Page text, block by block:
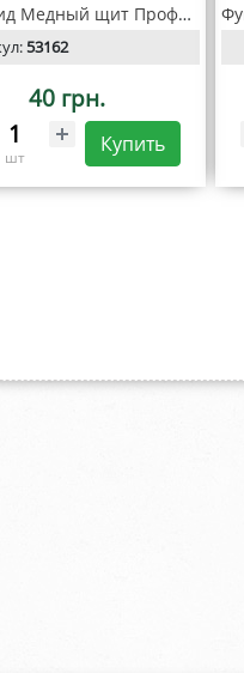
Фунгицид Медный щит Профилактин
53162
40 грн.
шт
Купить